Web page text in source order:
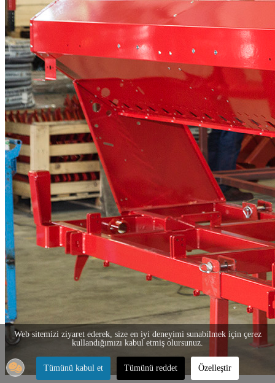
Web sitemizi ziyaret ederek, size en iyi deneyimi sunabilmek için çerez
kullandığımızı kabul etmiş olursunuz.
Tümünü kabul et Tümünü reddet Özelleştir